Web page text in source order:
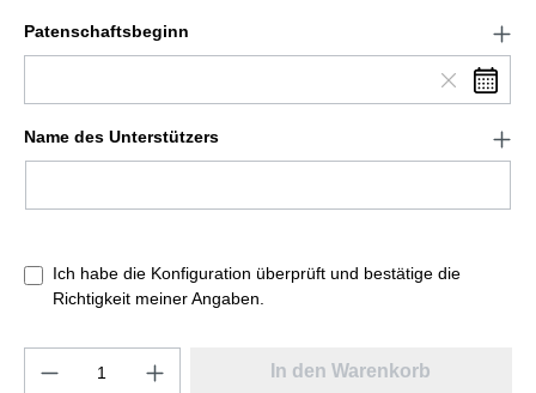
Patenschaftsbeginn
Name des Unterstützers
Ich habe die Konfiguration überprüft und bestätige die
Richtigkeit meiner Angaben.
In den Warenkorb